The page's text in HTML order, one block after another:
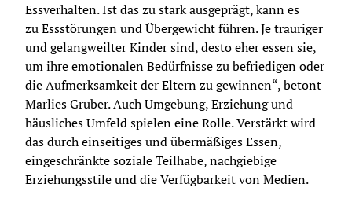
Essverhalten. Ist das zu stark ausgeprägt, kann es
zu Essstörungen und Übergewicht führen. Je trauriger
und gelangweilter Kinder sind, desto eher essen sie,
um ihre emotionalen Bedürfnisse zu befriedigen oder
die Aufmerksamkeit der Eltern zu gewinnen“, betont
Marlies Gruber. Auch Umgebung, Erziehung und
häusliches Umfeld spielen eine Rolle. Verstärkt wird
das durch einseitiges und übermäßiges Essen,
eingeschränkte soziale Teilhabe, nachgiebige
Erziehungsstile und die Verfügbarkeit von Medien.